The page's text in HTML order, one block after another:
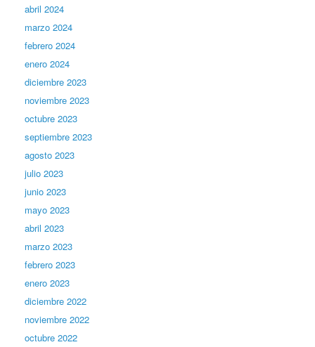
abril 2024
marzo 2024
febrero 2024
enero 2024
diciembre 2023
noviembre 2023
octubre 2023
septiembre 2023
agosto 2023
julio 2023
junio 2023
mayo 2023
abril 2023
marzo 2023
febrero 2023
enero 2023
diciembre 2022
noviembre 2022
octubre 2022